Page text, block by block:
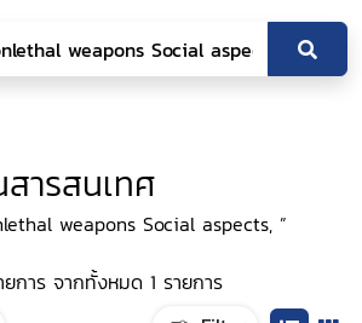
ารสนเทศ
weapons Social aspects, ”
การ จากทั้งหมด 1 รายการ